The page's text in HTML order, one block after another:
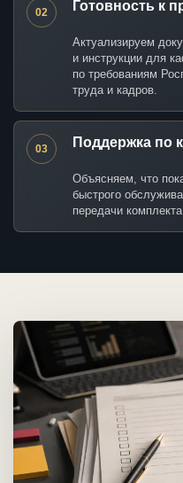
02 Готовность к
Актуализируем
и инструкции для
по требованиям
труда и кадров.
03 Поддержка по
Объясняем, что
быстрого
передачи